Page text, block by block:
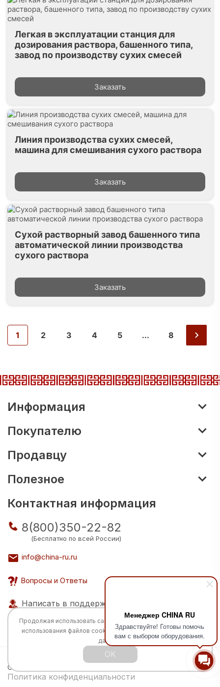
Менеджер CHINA RU
Здравствуйте! Готовы помочь
вам с выбором оборудования.
Легкая в эксплуатации станция для
дозирования раствора, башенного типа,
завод по производству сухих смесей
Заказать
Линия производства сухих смесей,
машина для смешивания сухого раствора
Заказать
Сухой растворный завод башенного типа
автоматической линии производства
сухого раствора
Заказать
1 2 3 4 5 ... 8
Информация
Покупателю
Продавцу
Полезное
Контактная информация
8(800)350-22-82
(Бесплатно по всей России)
info@china-ru.ru
Вопросы и Ответы
Написать в поддержку
Все права защищены © 2026 Разработка:
China
Политика конфиденциальности
Продолжая использовать сайт, вы соглашаетесь с
использования файлов cookie и обработкой персональных
данных.
OK